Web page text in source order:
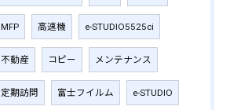
MFP 高速機 e-STUDIO5525ci
不動産 コピー メンテナンス
定期訪問 富士フイルム e-STUDIO